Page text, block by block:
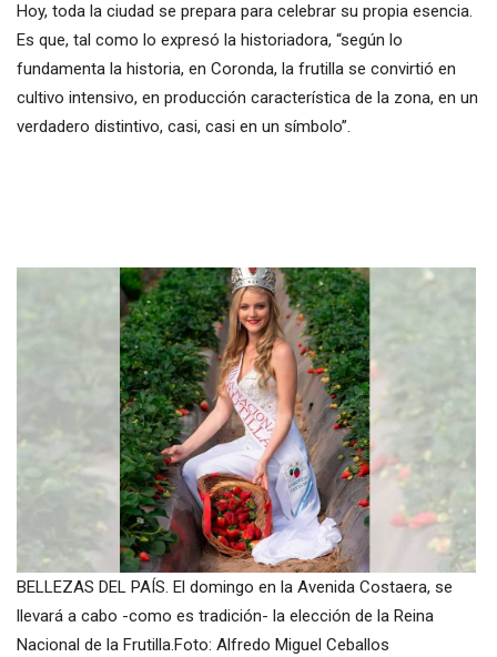
Hoy, toda la ciudad se prepara para celebrar su propia esencia.
Es que, tal como lo expresó la historiadora, “según lo
fundamenta la historia, en Coronda, la frutilla se convirtió en
cultivo intensivo, en producción característica de la zona, en un
verdadero distintivo, casi, casi en un símbolo”.
BELLEZAS DEL PAÍS. El domingo en la Avenida Costaera, se
llevará a cabo -como es tradición- la elección de la Reina
Nacional de la Frutilla.Foto: Alfredo Miguel Ceballos